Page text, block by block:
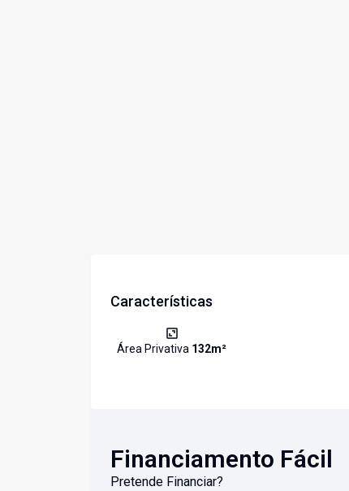
Características
Área Privativa 132m²
Financiamento Fácil
Pretende Financiar?